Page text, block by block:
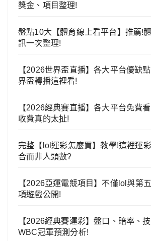
獎金、項目整理!
盤點10大【體育線上看平台】推薦!
訊一次整理!
【2026世界盃直播】各大平台優缺
界盃轉播這裡看!
【2026經典賽直播】各大平台免費
收費真的太扯!
完整【lol運彩怎麼買】教學!這裡運
合而非人頭數?
【2026亞運電競項目】不僅lol與第
項遊戲公開!
【2026經典賽運彩】盤口、賠率、
WBC冠軍預測分析!